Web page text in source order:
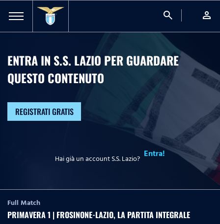
search person
ENTRA IN S.S. LAZIO PER GUARDARE
QUESTO CONTENUTO
REGISTRATI GRATIS
Hai già un account S.S. Lazio? Entra!
Full Match
PRIMAVERA 1 | FROSINONE-LAZIO, LA PARTITA INTEGRALE